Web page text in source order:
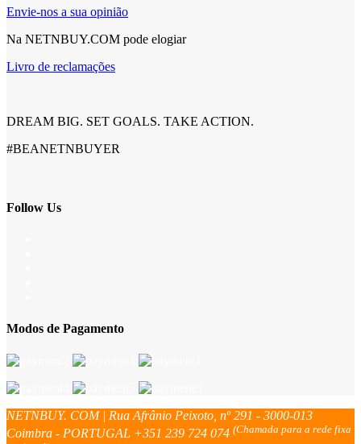
Envie-nos a sua opinião
Na NETNBUY.COM pode elogiar
Livro de reclamações
DREAM BIG. SET GOALS. TAKE ACTION.
#BEANETNBUYER
Follow Us
Modos de Pagamento
NETNBUY. COM | Rua Afrânio Peixoto, nº 291 - 3000-013
Coimbra - PORTUGAL +351 239 724 074 (Chamada para a rede fixa